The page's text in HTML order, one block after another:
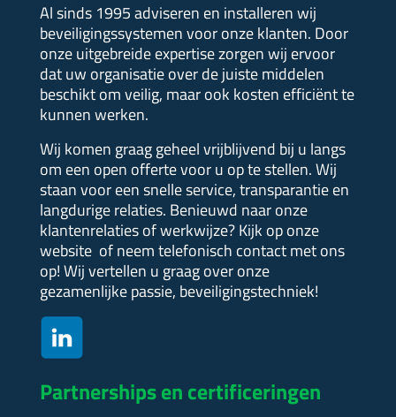
Al sinds 1995 adviseren en installeren wij
beveiligingssystemen voor onze klanten. Door
onze uitgebreide expertise zorgen wij ervoor
dat uw organisatie over de juiste middelen
beschikt om veilig, maar ook kosten efficiënt te
kunnen werken.
Wij komen graag geheel vrijblijvend bij u langs
om een open offerte voor u op te stellen.Wij
staan voor een snelle service, transparantie en
langdurige relaties. Benieuwd naar onze
klantenrelaties of werkwijze?Kijk op onze
website of neem telefonisch contact met ons
op! Wij vertellen u graag over onze
gezamenlijke passie, beveiligingstechniek!
Partnerships en certificeringen